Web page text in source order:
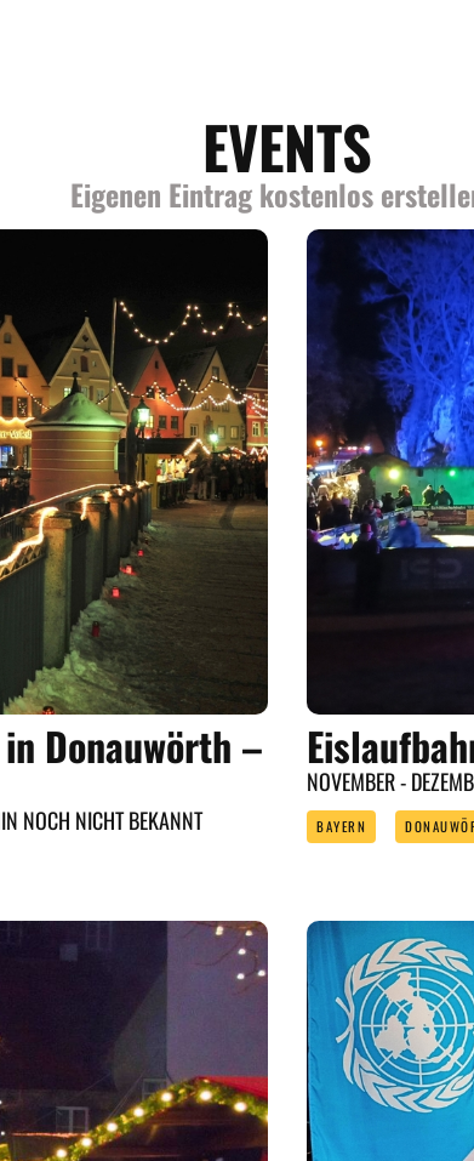
EVENTS
Eigenen Eintrag kostenlos
Donauwörth –
NOCH NICHT BEKANNT
NOVEMBER -
BAYERN